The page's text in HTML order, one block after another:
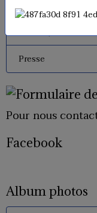
Presse
Pour nous
Facebook
Album photos